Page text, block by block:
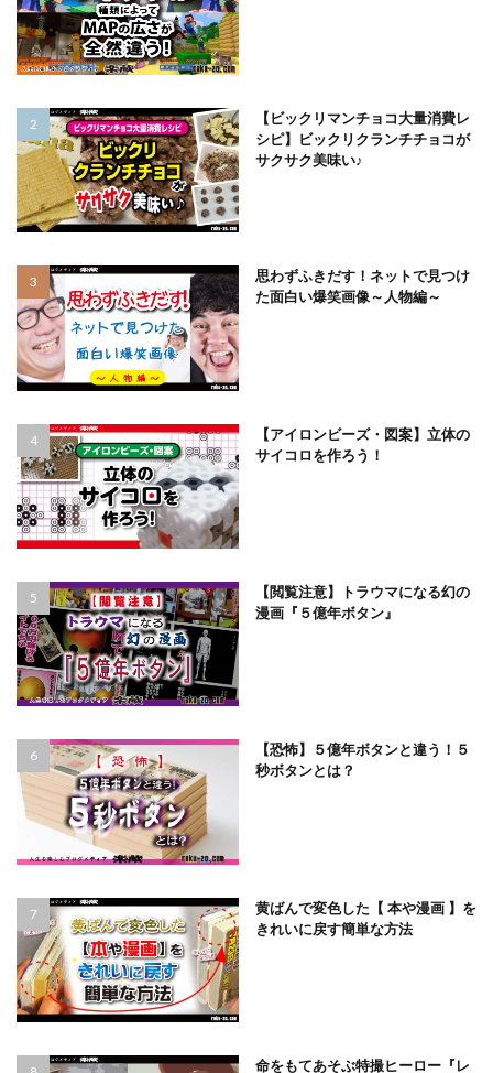
【ビックリマンチョコ大量消費レ
シピ】ビックリクランチチョコが
サクサク美味い♪
思わずふきだす！ネットで見つけ
た面白い爆笑画像～人物編～
【アイロンビーズ・図案】立体の
サイコロを作ろう！
【閲覧注意】トラウマになる幻の
漫画『５億年ボタン』
【恐怖】５億年ボタンと違う！５
秒ボタンとは？
黄ばんで変色した【 本や漫画 】を
きれいに戻す簡単な方法
命をもてあそぶ特撮ヒーロー『レ